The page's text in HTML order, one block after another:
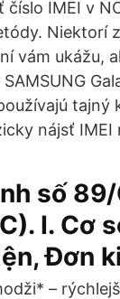
IMEI v
Niektorí
vám ukážu,
tajný
nájsť IMEI
số
I. Cơ
Đơn
–